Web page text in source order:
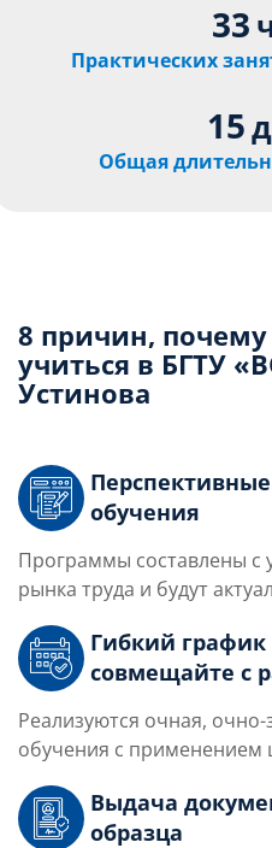
33
Практических
15
Общая
8 причин,
учиться в БГТУ
Устинова
обучения
Программы составлены с
рынка труда и будут
Гибкий график
совмещайте с
Реализуются очная,
обучения с применением
Выдача
образца